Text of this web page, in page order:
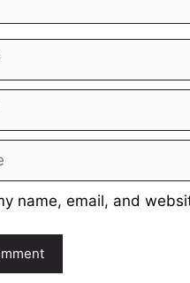
name, email, and